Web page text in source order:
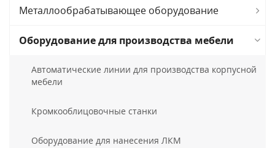
Металлообрабатывающее оборудование
Оборудование для производства мебели
Автоматические линии для производства корпусной
мебели
Кромкооблицовочные станки
Оборудование для нанесения ЛКМ